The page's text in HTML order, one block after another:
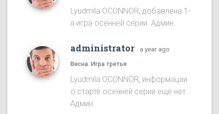
Lyudmila OCONNOR, добавлена 1-
я игра осенней серии. Админ.
administrator · a year ago
Весна. Игра третья
Lyudmila OCONNOR, информации
о старте осенней серии ещё нет.
Админ.